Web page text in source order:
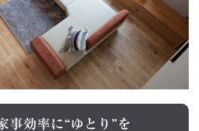
事効率に“ゆとり”を